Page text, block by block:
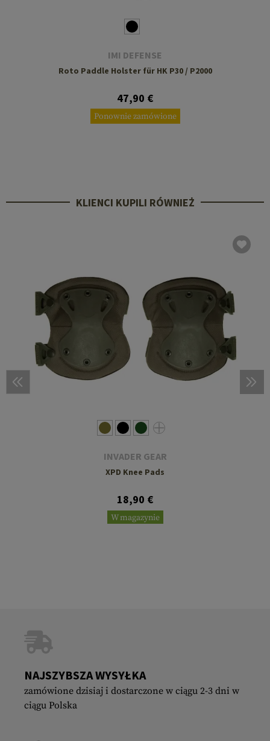
IMI DEFENSE
Roto Paddle Holster für HK P30 / P2000
47,90 €
Ponownie zamówione
KLIENCI KUPILI RÓWNIEŻ
INVADER GEAR
XPD Knee Pads
18,90 €
W magazynie
NAJSZYBSZA WYSYŁKA
zamówione dzisiaj i dostarczone w ciągu 2-3 dni w
ciągu Polska